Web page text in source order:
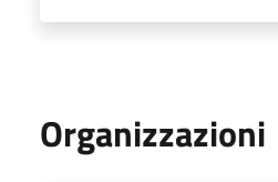
Organizzazioni